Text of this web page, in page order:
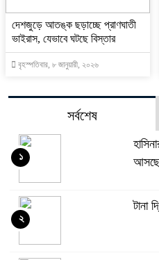
দেশজুড়ে আতঙ্ক ছড়াচ্ছে প্রাণঘাতী
ভাইরাস, যেভাবে ঘটছে বিস্তার
বৃহস্পতিবার, ৮ জানুয়ারী, ২০২৬
সর্বশেষ
আসছে
১
টানা
২